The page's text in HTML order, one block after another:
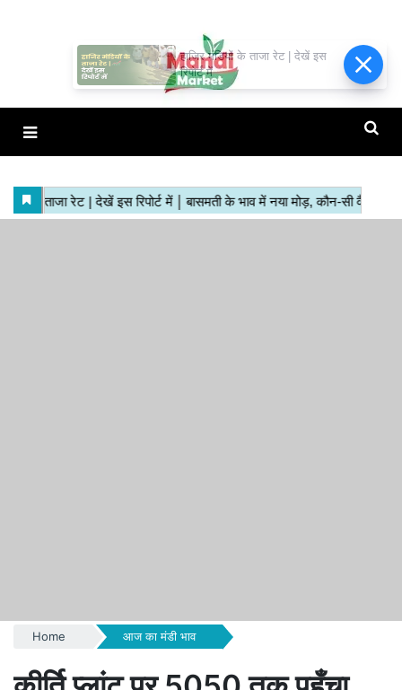
Home आज का मंडी भाव
हाजिर मंडियों के ताजा रेट | देखें इस
रिपोर्ट में